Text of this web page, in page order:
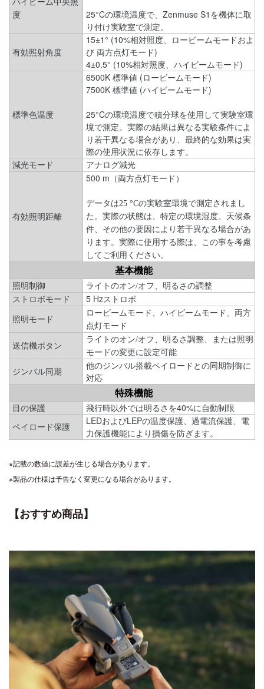
ハイビーム中央照
度
25°Cの環境温度で、Zenmuse S1を機体に取
り付け実験室で測定。
有効照射角度
15±1° (10%相対照度、ロービームモードおよ
び 両方点灯モード)
4±0.5° (10%相対照度、ハイビームモード)
標準色温度
6500K 標準値 (ロービームモード)
7500K 標準値 (ハイビームモード)
25°Cの環境温度で積分球を使用して実験室環
境で測定。実際の結果は異なる実験条件によ
り若干異なる場合があり、最終的な効果は実
際の使用状況に依存します。
減光モード
アナログ減光
有効照明距離
500 m（両方点灯モード）
データは25 °Cの実験室環境で測定されまし
た。実際の状態は、特定の環境湿度、天候条
件、その他の要因により若干異なる場合があ
ります。実際に使用する際は、この事を考慮
してご利用ください。
基本機能
照明制御
ライトのオン/オフ、明るさの調整
ストロボモード
5 Hzストロボ
照明モード
ロービームモード、ハイビームモード、両方
点灯モード
送信機ボタン
ライトのオン/オフ、明るさ調整、または照明
モードの変更に設定可能
ジンバル同期
他のジンバル搭載ペイロードとの同期制御に
対応
特殊機能
目の保護 飛行時以外では明るさを40%に自動制限
ペイロード保護
LEDおよびLEPの温度保護、過電流保護、電
力保護機能により損傷を防ぎます。
※記載の数値に誤差が生じる場合があります。
※製品の仕様は予告なく変更になる場合があります。
【おすすめ商品】